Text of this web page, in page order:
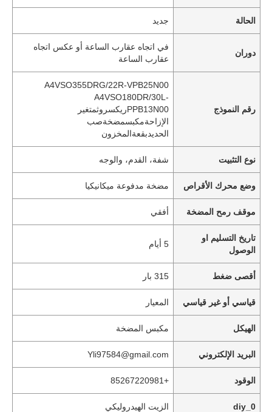
الحالة جديد
دوران
في اتجاه عقارب الساعة أو عكس اتجاه
عقارب الساعة
رقم النموذج
A4VSO355DRG/22R-VPB25N00
A4VSO180DR/30L-
PPB13N00ريكسروثمتغير
الإزاحةمكبسمضخةصب
الحديدبقعةالمخزون
نوع التثبيت شفة، القدم، والوجه
وضع محرك الأقراص مضخة مدفوعة ميكانيكيا
موقف رمح المضخة أفقي
تاريخ التسليم او
الوصول
5 أيام
أقصى ضغط 315 بار
قياسي أو غير قياسي المعيار
الهيكل مكبس المضخة
البريد الإلكتروني Yli97584@gmail.com
الوقود +85267220981
diy_0 الزيت الهيدروليكي